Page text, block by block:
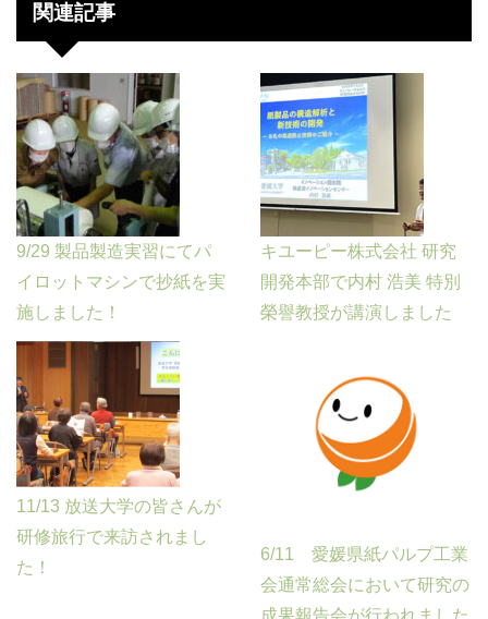
関連記事
9/29 製品製造実習にてパ
イロットマシンで抄紙を実
施しました！
キユーピー株式会社 研究
開発本部で内村 浩美 特別
榮譽教授が講演しました
11/13 放送大学の皆さんが
研修旅行で来訪されまし
た！
6/11 愛媛県紙パルプ工業
会通常総会において研究の
成果報告会が行われました